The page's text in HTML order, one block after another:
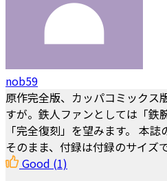
nob59
原作完全版、カッパコミックス
すが。鉄人ファンとしては「鉄
「完全復刻」を望みます。 本
そのまま、付録は付録のサイズ
Good (1)